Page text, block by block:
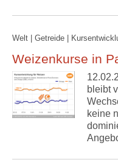
Welt | Getreide |
Weizenkurse in
bleibt
keine